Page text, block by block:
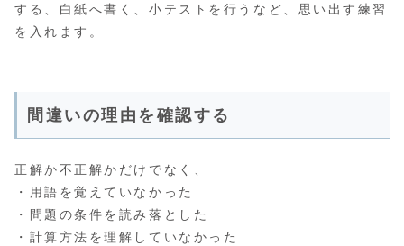
する、白紙へ書く、小テストを行うなど、思い出す練習
を入れます。
間違いの理由を確認する
正解か不正解かだけでなく、
・用語を覚えていなかった
・問題の条件を読み落とした
・計算方法を理解していなかった